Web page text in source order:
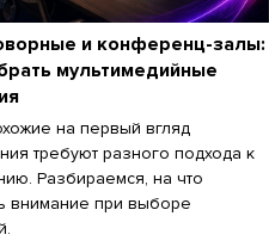
и конференц-залы:
мультимедийные
на первый вгляд
требуют разного подхода к
Разбираемся, на что
внимание при выборе